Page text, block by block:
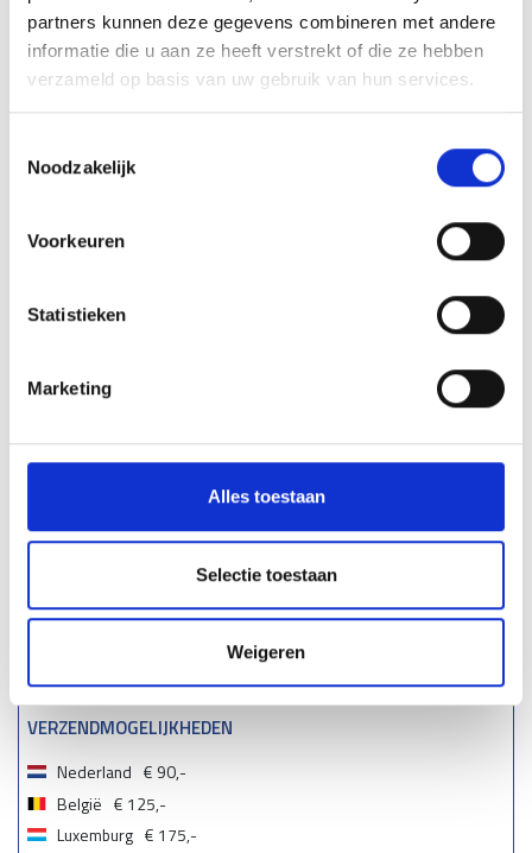
partners kunnen deze gegevens combineren met andere
informatie die u aan ze heeft verstrekt of die ze hebben
verzameld op basis van uw gebruik van hun services.
Noodzakelijk
Voorkeuren
Statistieken
Marketing
Alles toestaan
Selectie toestaan
Weigeren
Spijlenhekwerk
Hekwerk uit buis
Dranghekken & Schrikhekken
Kunststof barriers
Kunststof aanrijdbeveiliging
Overige aanrijdbeveiliging
Spiegels
Plintbescherming
Bevestigingsmaterialen
BETAALMOGELIJKHEDEN
VERZENDMOGELIJKHEDEN
Nederland € 90,-
België € 125,-
Luxemburg € 175,-